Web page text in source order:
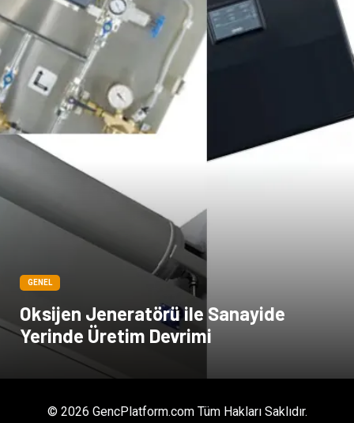
GENEL
Oksijen Jeneratörü ile Sanayide
Yerinde Üretim Devrimi
© 2026 GencPlatform.com Tüm Hakları Saklıdır.